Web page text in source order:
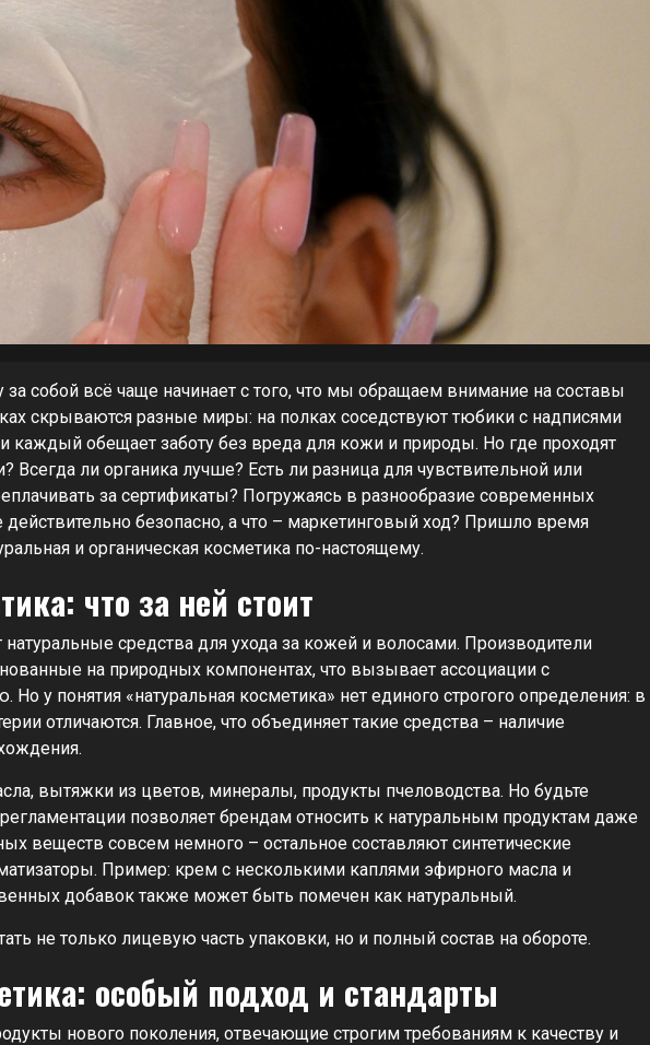
собой всё чаще начинает с того, что мы обращаем внимание на составы
скрываются разные миры: на полках соседствуют тюбики с надписями
и каждый обещает заботу без вреда для кожи и природы. Но где проходят
ли органика лучше? Есть ли разница для чувствительной или
за сертификаты? Погружаясь в разнообразие современных
действительно безопасно, а что – маркетинговый ход? Пришло время
и органическая косметика по-настоящему.
что за ней стоит
средства для ухода за кожей и волосами. Производители
на природных компонентах, что вызывает ассоциации с
Но у понятия «натуральная косметика» нет единого строгого определения: в
отличаются. Главное, что объединяет такие средства – наличие
вытяжки из цветов, минералы, продукты пчеловодства. Но будьте
позволяет брендам относить к натуральным продуктам даже
веществ совсем немного – остальное составляют синтетические
Пример: крем с несколькими каплями эфирного масла и
добавок также может быть помечен как натуральный.
не только лицевую часть упаковки, но и полный состав на обороте.
особый подход и стандарты
нового поколения, отвечающие строгим требованиям к качеству и